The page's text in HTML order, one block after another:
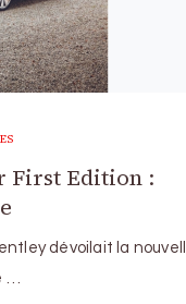
First Edition :
dévoilait la
…